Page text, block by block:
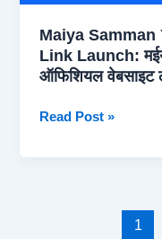
में
जमा
होंगे
रूपये
Maiya
Link Launch:
ऑफिशियल वेबसाइट
Maiya
Read Post »
1